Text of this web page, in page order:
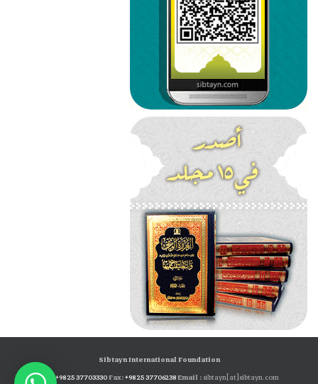
Sibtayn International Foundation
Tel:
+98 25 37703330Fax:+98 25 37706238Email :sibtayn[at]sibtayn.com